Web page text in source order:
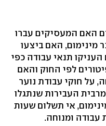
האם המעסיקים עברו
מינימום, האם ביצעו
תנאי עבודה כפי
לפי החוק והאם
על חוקי עבודת נוער
מרבית העבירות שנתגלו
אי תשלום שעות
עבודה ומנוחה.